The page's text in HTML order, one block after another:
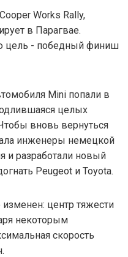
Works Rally,
в Парагвае.
цель - победный финиш
Mini попали в
целых
вновь вернуться
инженеры немецкой
и разработали новый
Peugeot и Toyota.
центр тяжести
некоторым
скорость